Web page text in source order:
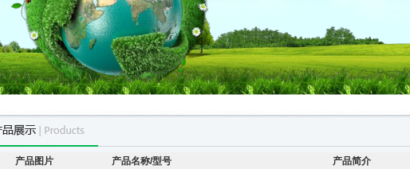
产品图片 产品名称/型号 产品简介